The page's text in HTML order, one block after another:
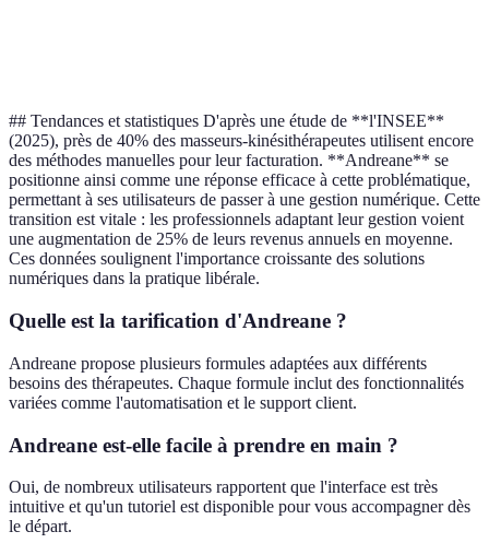
## Tendances et statistiques D'après une étude de **l'INSEE**
(2025), près de 40% des masseurs-kinésithérapeutes utilisent encore
des méthodes manuelles pour leur facturation. **Andreane** se
positionne ainsi comme une réponse efficace à cette problématique,
permettant à ses utilisateurs de passer à une gestion numérique. Cette
transition est vitale : les professionnels adaptant leur gestion voient
une augmentation de 25% de leurs revenus annuels en moyenne.
Ces données soulignent l'importance croissante des solutions
numériques dans la pratique libérale.
Quelle est la tarification d'Andreane ?
Andreane propose plusieurs formules adaptées aux différents
besoins des thérapeutes. Chaque formule inclut des fonctionnalités
variées comme l'automatisation et le support client.
Andreane est-elle facile à prendre en main ?
Oui, de nombreux utilisateurs rapportent que l'interface est très
intuitive et qu'un tutoriel est disponible pour vous accompagner dès
le départ.